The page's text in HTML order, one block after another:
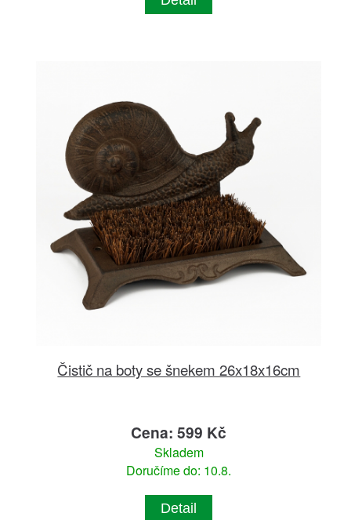
Čistič na boty se šnekem 26x18x16cm
Cena: 599 Kč
Skladem
Doručíme do: 10.8.
Detail